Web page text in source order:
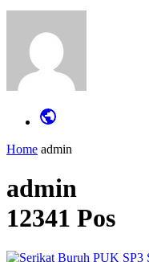
Home admin
admin
12341 Pos